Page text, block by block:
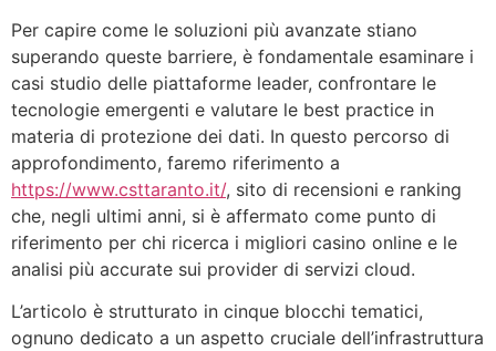
Per capire come le soluzioni più avanzate stiano
superando queste barriere, è fondamentale esaminare i
casi studio delle piattaforme leader, confrontare le
tecnologie emergenti e valutare le best practice in
materia di protezione dei dati. In questo percorso di
approfondimento, faremo riferimento a
https://www.csttaranto.it/, sito di recensioni e ranking
che, negli ultimi anni, si è affermato come punto di
riferimento per chi ricerca i migliori casino online e le
analisi più accurate sui provider di servizi cloud.
L’articolo è strutturato in cinque blocchi tematici,
ognuno dedicato a un aspetto cruciale dell’infrastruttura